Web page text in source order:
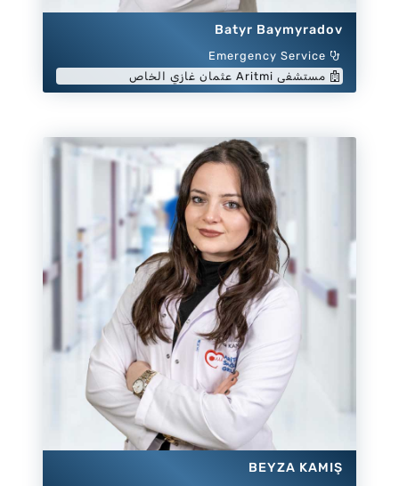
Batyr Baymyradov
Emergency Service
مستشفى Aritmi عثمان غازي الخاص
BEYZA KAMIŞ